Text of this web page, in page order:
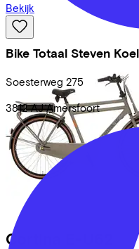
Bike Totaal Steven
Soesterweg 275
3812 AJ Amersfoort
Bekijk
Cortina